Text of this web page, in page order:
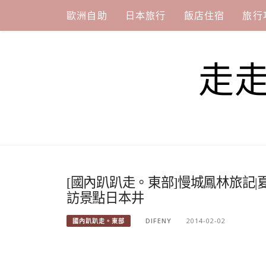
content
歐洲自助 日本旅行 飯店住宿 旅行
走
[國內趴趴走。東部]慢城鳳林旅記|
訪景點日本井
國內趴趴走。東部 DIFENY 2014-02-02